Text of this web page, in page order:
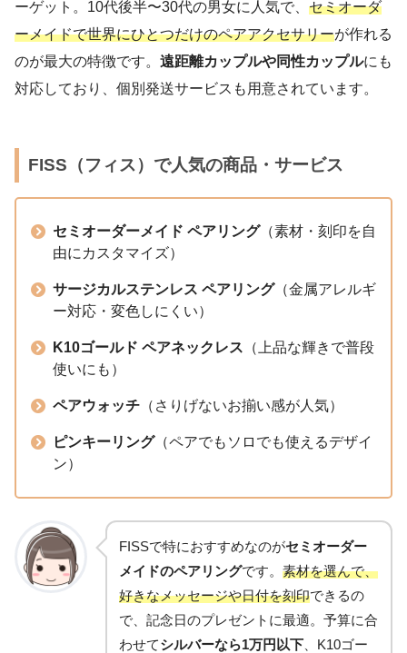
ーゲット。10代後半〜30代の男女に人気で、 セミオーダ
ーメイドで世界にひとつだけのペアアクセサリーが作れる
のが最大の特徴です。 遠距離カップルや同性カップルにも
対応しており、個別発送サービスも用意されています。
FISS（フィス）で人気の商品・サービス
セミオーダーメイド ペアリング（素材・刻印を自
由にカスタマイズ）
サージカルステンレス ペアリング（金属アレルギ
ー対応・変色しにくい）
K10ゴールド ペアネックレス （上品な輝きで普段
使いにも）
ペアウォッチ （さりげないお揃い感が人気）
ピンキーリング（ペアでもソロでも使えるデザイ
ン）
FISSで特におすすめなのがセミオーダー
メイドのペアリングです。 素材を選んで、
好きなメッセージや日付を刻印できるの
で、記念日のプレゼントに最適。予算に合
わせてシルバーなら1万円以下 、K10ゴー